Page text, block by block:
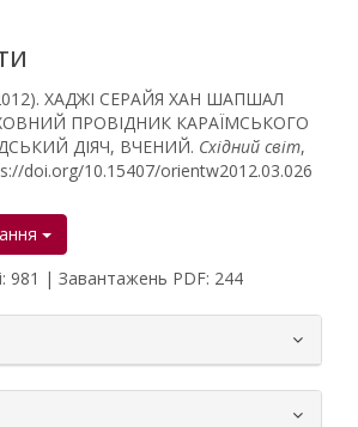
ХАДЖІ СЕРАЙЯ ХАН ШАПШАЛ
ПРОВІДНИК КАРАЇМСЬКОГО
ДІЯЧ, ВЧЕНИЙ. Східний світ,
doi.org/10.15407/orientw2012.03.026
981 | Завантажень PDF: 244